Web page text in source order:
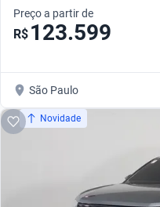
Preço a partir de
R$ 123.599
São Paulo
Novidade